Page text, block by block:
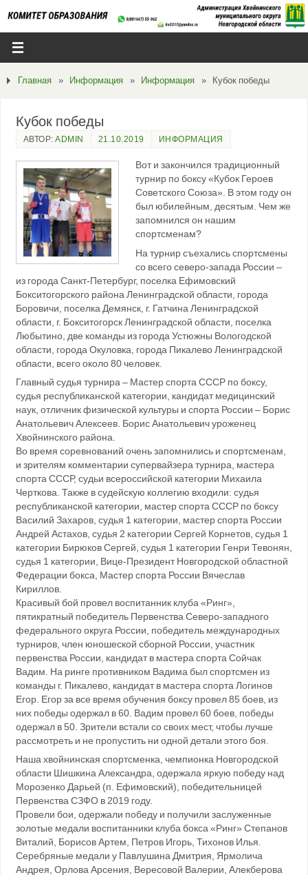
Главная » Информация » Информация » Кубок победы
Кубок победы
АВТОР:ADMIN 21.10.2019 ИНФОРМАЦИЯ
Вот и закончился традиционный
турнир по боксу «Кубок Героев
Советского Союза». В этом году он
был юбилейным, десятым. Чем же
запомнился он нашим
спортсменам?
На турнир съехались спортсмены
со всего северо-запада России –
из города Санкт-Петербург, поселка Ефимовский
Бокситогорского района Ленинградской области, города
Боровичи, поселка Демянск, г. Гатчина Ленинградской
области, г. Бокситогорск Ленинградской области, поселка
Любытино, две команды из города Устюжны Вологодской
области, города Окуловка, города Пикалево Ленинградской
области, всего около 80 человек.
Главный судья турнира – Мастер спорта СССР по боксу,
судья республиканской категории, кандидат медицинский
наук, отличник физической культуры и спорта России – Борис
Анатольевич Алексеев. Борис Анатольевич уроженец
Хвойнинского района.
Во время соревнований очень запомнились и спортсменам,
и зрителям комментарии супервайзера турнира, мастера
спорта СССР, судьи всероссийской категории Михаила
Черткова. Также в судейскую коллегию входили: судья
республиканской категории, мастер спорта СССР по боксу
Василий Захаров, судья 1 категории, мастер спорта России
Андрей Астахов, судья 2 категории Сергей Корнетов, судья 1
категории Бирюков Сергей, судья 1 категории Генри Тевонян,
судья 1 категории, Вице-Президент Новгородской областной
Федерации бокса, Мастер спорта России Вячеслав
Кириллов.
Красивый бой провел воспитанник клуба «Ринг»,
пятикратный победитель Первенства Северо-западного
федерального округа России, победитель международных
турниров, член юношеской сборной России, участник
первенства России, кандидат в мастера спорта Сойчак
Вадим. На ринге противником Вадима был спортсмен из
команды г. Пикалево, кандидат в мастера спорта Логинов
Егор. Егор за все время обучения боксу провел 85 боев, из
них победы одержал в 60. Вадим провел 60 боев, победы
одержал в 50. Зрители встали со своих мест, чтобы лучше
рассмотреть и не пропустить ни одной детали этого боя.
Наша хвойнинская спортсменка, чемпионка Новгородской
области Шишкина Александра, одержала яркую победу над
Морозенко Дарьей (п. Ефимовский), победительницей
Первенства СЗФО в 2019 году.
Провели бои, одержали победу и получили заслуженные
золотые медали воспитанники клуба бокса «Ринг» Степанов
Виталий, Борисов Артем, Петров Игорь, Тихонов Илья.
Серебряные медали у Павлушина Дмитрия, Ярмолича
Андрея, Орлова Арсения, Вересовой Валерии, Алекберова